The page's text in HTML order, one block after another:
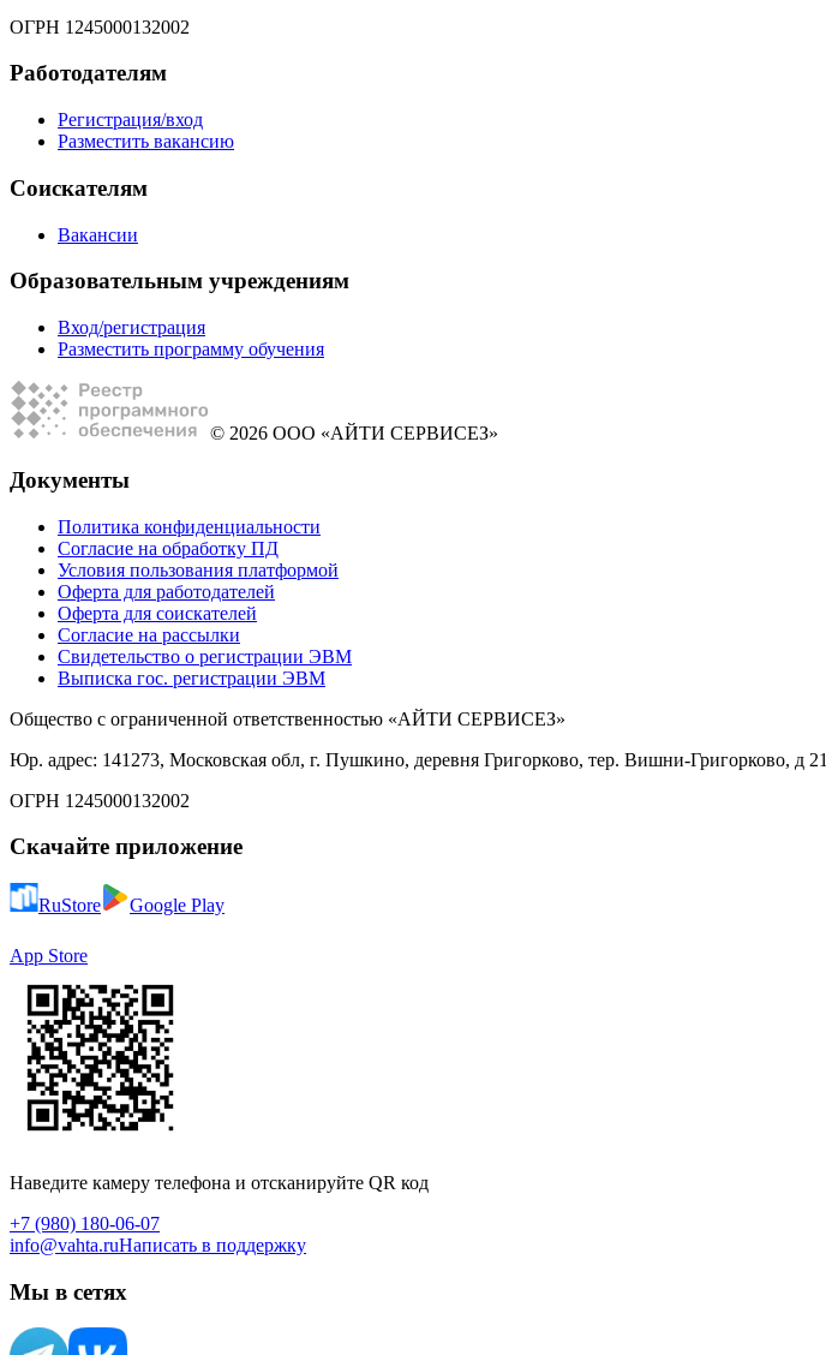
ОГРН 1245000132002
Работодателям
Регистрация/вход
Разместить вакансию
Соискателям
Вакансии
Образовательным учреждениям
Вход/регистрация
Разместить программу обучения
© 2026 ООО «АЙТИ СЕРВИСЕЗ»
Документы
Политика конфиденциальности
Согласие на обработку ПД
Условия пользования платформой
Оферта для работодателей
Оферта для соискателей
Согласие на рассылки
Свидетельство о регистрации ЭВМ
Выписка гос. регистрации ЭВМ
Общество с ограниченной ответственностью «АЙТИ СЕРВИСЕЗ»
Юр. адрес: 141273, Московская обл, г. Пушкино, деревня Григорково, тер. Вишни-Григорково, д 21
ОГРН 1245000132002
Скачайте приложение
RuStore Google Play
App Store
Наведите камеру телефона и отсканируйте QR код
+7 (980) 180-06-07
info@vahta.ruНаписать в поддержку
Мы в сетях